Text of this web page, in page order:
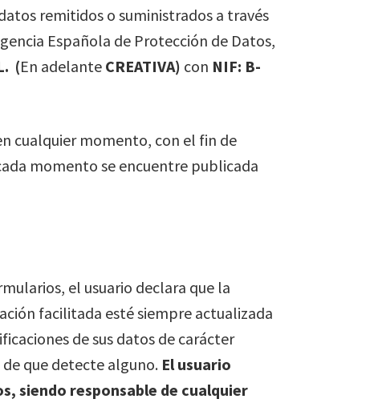
remitidos o suministrados a través
Española de Protección de Datos,
(En adelante CREATIVA) con NIF: B-
cualquier momento, con el fin de
momento se encuentre publicada
el usuario declara que la
facilitada esté siempre actualizada
de sus datos de carácter
que detecte alguno. El usuario
siendo responsable de cualquier